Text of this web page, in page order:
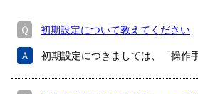
Ｑ 初期設定について教えてください
Ａ 初期設定につきましては、「操作